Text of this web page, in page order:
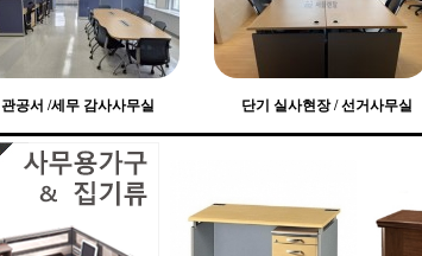
관공서 /세무 감사사무실 단기 실사현장 / 선거사무실